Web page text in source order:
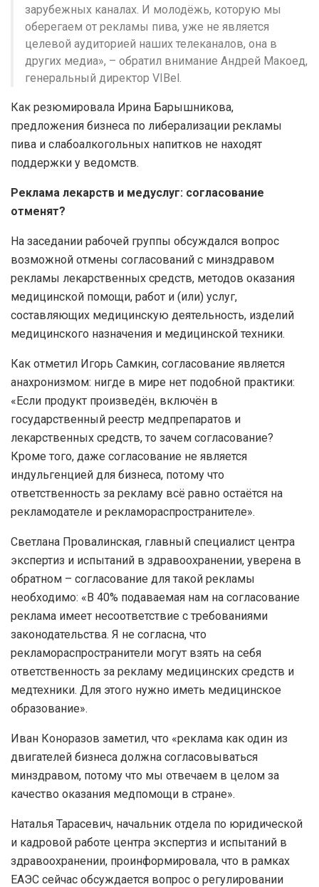
зарубежных каналах. И молодёжь, которую мы
оберегаем от рекламы пива, уже не является
целевой аудиторией наших телеканалов, она в
других медиа», – обратил внимание Андрей Макоед,
генеральный директор VIBel.
Как резюмировала Ирина Барышникова,
предложения бизнеса по либерализации рекламы
пива и слабоалкогольных напитков не находят
поддержки у ведомств.
Реклама лекарств и медуслуг: согласование
отменят?
На заседании рабочей группы обсуждался вопрос
возможной отмены согласований с минздравом
рекламы лекарственных средств, методов оказания
медицинской помощи, работ и (или) услуг,
составляющих медицинскую деятельность, изделий
медицинского назначения и медицинской техники.
Как отметил Игорь Самкин, согласование является
анахронизмом: нигде в мире нет подобной практики:
«Если продукт произведён, включён в
государственный реестр медпрепаратов и
лекарственных средств, то зачем согласование?
Кроме того, даже согласование не является
индульгенцией для бизнеса, потому что
ответственность за рекламу всё равно остаётся на
рекламодателе и рекламораспространителе».
Светлана Провалинская, главный специалист центра
экспертиз и испытаний в здравоохранении, уверена в
обратном – согласование для такой рекламы
необходимо: «В 40% подаваемая нам на согласование
реклама имеет несоответствие с требованиями
законодательства. Я не согласна, что
рекламораспространители могут взять на себя
ответственность за рекламу медицинских средств и
медтехники. Для этого нужно иметь медицинское
образование».
Иван Коноразов заметил, что «реклама как один из
двигателей бизнеса должна согласовываться
минздравом, потому что мы отвечаем в целом за
качество оказания медпомощи в стране».
Наталья Тарасевич, начальник отдела по юридической
и кадровой работе центра экспертиз и испытаний в
здравоохранении, проинформировала, что в рамках
ЕАЭС сейчас обсуждается вопрос о регулировании